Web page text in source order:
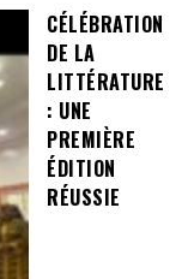
CÉLÉBRATION
DE LA
LITTÉRATURE
: UNE
PREMIÈRE
ÉDITION
RÉUSSIE